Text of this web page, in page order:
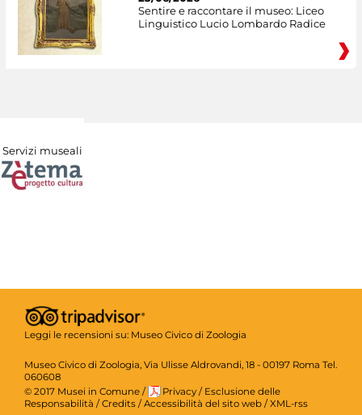
Sentire e raccontare il museo: Liceo
Linguistico Lucio Lombardo Radice
Servizi museali
Leggi le recensioni su: Museo Civico di Zoologia
Museo Civico di Zoologia, Via Ulisse Aldrovandi, 18 - 00197 Roma Tel.
060608
© 2017 Musei in Comune / Privacy / Esclusione delle
Responsabilità / Credits / Accessibilità del sito web / XML-rss